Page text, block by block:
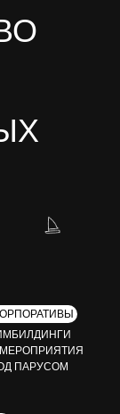
ПАРУСОМ